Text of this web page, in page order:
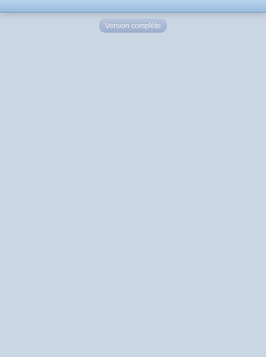
Version complète